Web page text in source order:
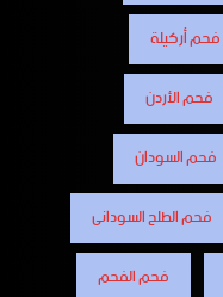
فحم أركيلة
فحم الأردن
فحم السودان
فحم الطلح السودانى
فحم الفحم